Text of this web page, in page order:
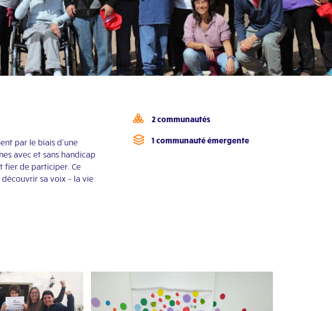
par le biais d’une
avec et sans handicap
fier de participer. Ce
découvrir sa voix – la vie
2 communautés
1 communauté émergente